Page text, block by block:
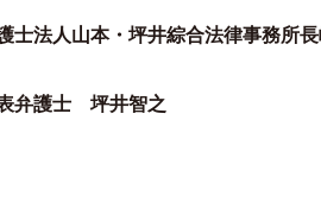
士法人山本・坪井綜合法律事務所
弁護士 坪井智之